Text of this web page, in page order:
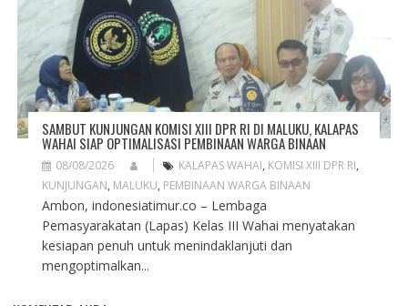
SAMBUT KUNJUNGAN KOMISI XIII DPR RI DI MALUKU, KALAPAS
WAHAI SIAP OPTIMALISASI PEMBINAAN WARGA BINAAN
08/08/2026 KALAPAS WAHAI, KOMISI XIII DPR RI,
KUNJUNGAN, MALUKU, PEMBINAAN WARGA BINAAN
Ambon, indonesiatimur.co – Lembaga
Pemasyarakatan (Lapas) Kelas III Wahai menyatakan
kesiapan penuh untuk menindaklanjuti dan
mengoptimalkan...